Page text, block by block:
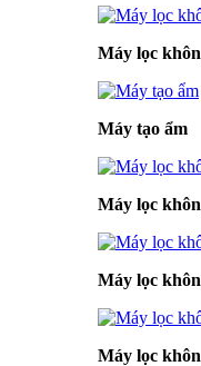
Máy lọc
Máy tạo ẩm
Máy lọc
Máy lọc
Máy lọc